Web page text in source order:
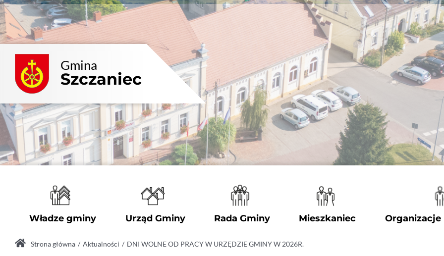
Przejdź
do
zawartości
Gmina
Szczaniec
Władze gminy Urząd Gminy Rada Gminy Mieszkaniec Organizacje
Strona główna Aktualności DNI WOLNE OD PRACY W URZĘDZIE GMINY W 2026R.